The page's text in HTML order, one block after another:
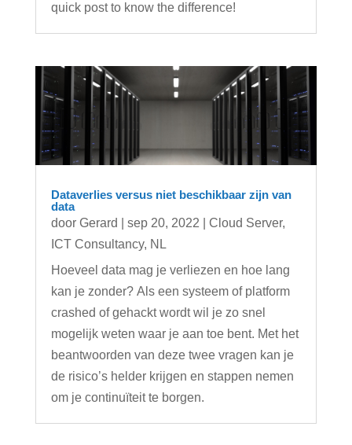
quick post to know the difference!
Dataverlies versus niet beschikbaar zijn van
data
door Gerard sep 20, 2022 Cloud Server,
ICT Consultancy, NL
Hoeveel data mag je verliezen en hoe lang
kan je zonder? Als een systeem of platform
crashed of gehackt wordt wil je zo snel
mogelijk weten waar je aan toe bent. Met het
beantwoorden van deze twee vragen kan je
de risico’s helder krijgen en stappen nemen
om je continuïteit te borgen.